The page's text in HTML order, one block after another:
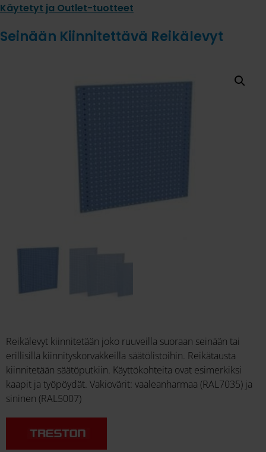
Käytetyt ja Outlet-tuotteet
Seinään Kiinnitettävä Reikälevyt
Reikälevyt kiinnitetään joko ruuveilla suoraan seinään tai
erillisillä kiinnityskorvakkeilla säätölistoihin. Reikätausta
kiinnitetään säätöputkiin. Käyttökohteita ovat esimerkiksi
kaapit ja työpöydät. Vakiovärit: vaaleanharmaa (RAL7035) ja
sininen (RAL5007)